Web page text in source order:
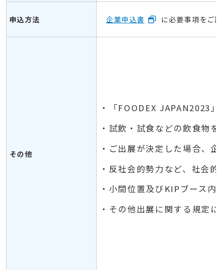
申込方法 企業申込書 に必要事項をご
その他
・「FOODEX JAPAN2023
・試飲・試食などの飲食物
・ご出展が決定した場合、
・反社会的勢力など、社会
・小間位置及びKIPブース
・その他出展に関する規定